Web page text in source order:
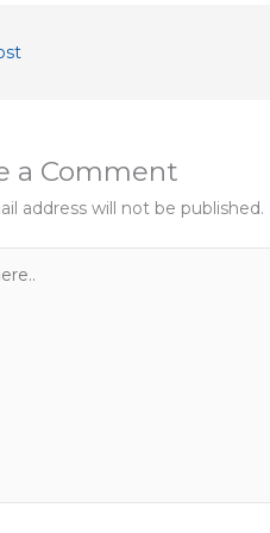
a Comment
address will not be published.